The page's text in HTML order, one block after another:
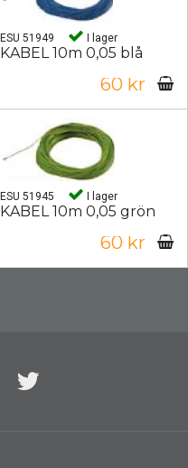
ESU 51949 I lager
KABEL 10m 0,05 blå
60 kr
ESU 51945 I lager
KABEL 10m 0,05 grön
60 kr